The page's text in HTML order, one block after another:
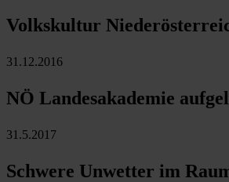
Volkskultur
31.12.2016
NÖ Landesakademie
31.5.2017
Schwere Unwetter im